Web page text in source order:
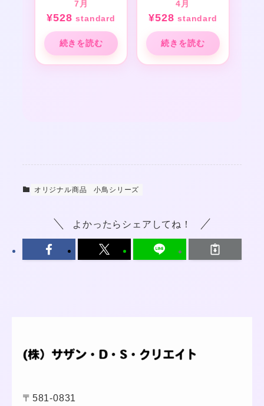
7月
¥528 standard
続きを読む
4月
¥528 standard
続きを読む
オリジナル商品 小鳥シリーズ
よかったらシェアしてね！
〒581-0831